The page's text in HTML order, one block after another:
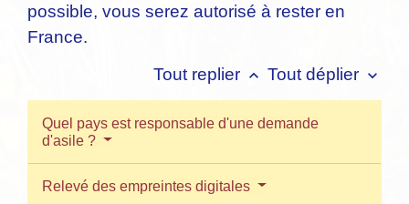
possible, vous serez autorisé à rester en
France.
Tout replier keyboard_arrow_up Tout déplier keyboard_arrow_down
Quel pays est responsable d'une demande
d'asile ?
Relevé des empreintes digitales